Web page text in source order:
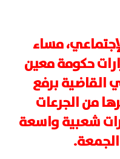
مساء
حكومة معين
القاضية برفع
من الجرعات
شعبية واسعة